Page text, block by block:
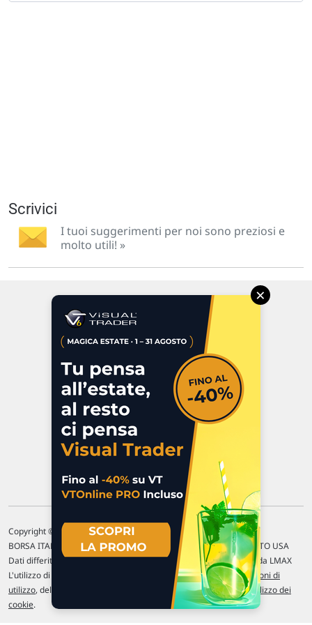
Scrivici
I tuoi suggerimenti per noi sono preziosi e
molto utili! »
47923 Rimini
P.IVA 02 452 460 401
Chi siamo
Commenti e segnalazioni
Contattaci
Copyright © 1996-2026 Traderlink Italia s.r.l.
BORSA ITALIANA Quotazioni di borsa differite di 15 min. / MERCATO USA
Dati differiti di 15 min. (fonte Intrinio) / FOREX Quotazioni fornite da LMAX
L'utilizzo di questo sito implica l'accettazione delle nostreCondizioni di
utilizzo, del Politiche sulla privacye dell'Utilizzo dei
cookie.
×